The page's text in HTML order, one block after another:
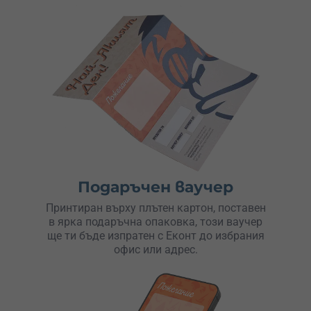
Подаръчен ваучер
Принтиран върху плътен картон, поставен
в ярка подаръчна опаковка, този ваучер
ще ти бъде изпратен с Еконт до избрания
офис или адрес.